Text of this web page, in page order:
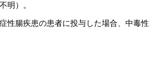
明）。
腸疾患の患者に投与した場合、中毒